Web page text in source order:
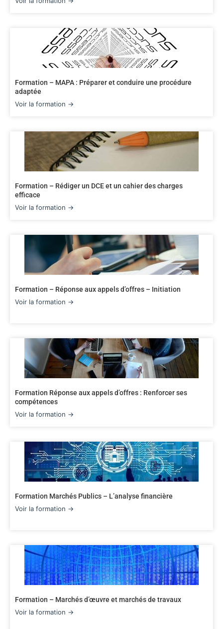
Formation – MAPA : Préparer et conduire une procédure
adaptée
Voir la formation →
Formation – Rédiger un DCE et un cahier des charges
efficace
Voir la formation →
Formation – Réponse aux appels d’offres – Initiation
Voir la formation →
Formation Réponse aux appels d’offres : Renforcer ses
compétences
Voir la formation →
Formation Marchés Publics – L’analyse financière
Voir la formation →
Formation – Marchés d’œuvre et marchés de travaux
Voir la formation →